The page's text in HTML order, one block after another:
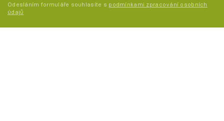
Odesláním formuláře souhlasíte s podmínkami zpracování osobních
údajů